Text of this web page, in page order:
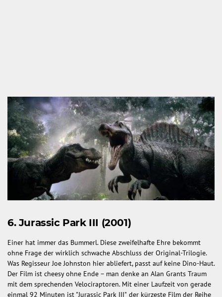
6. Jurassic Park III (2001)
Einer hat immer das Bummerl. Diese zweifelhafte Ehre bekommt
ohne Frage der wirklich schwache Abschluss der Original-Trilogie.
Was Regisseur Joe Johnston hier abliefert, passt auf keine Dino-Haut.
Der Film ist cheesy ohne Ende – man denke an Alan Grants Traum
mit dem sprechenden Velociraptoren. Mit einer Laufzeit von gerade
einmal 92 Minuten ist "Jurassic Park III" der kürzeste Film der Reihe